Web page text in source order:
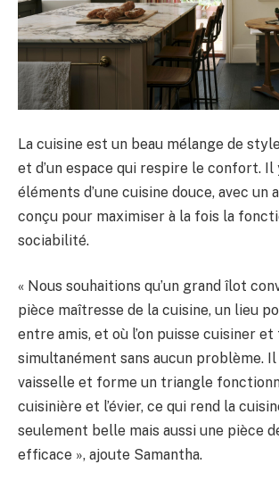
La cuisine est un beau mélange de
et d’un espace qui respire le confort. Il
éléments d’une cuisine douce, avec un
conçu pour maximiser à la fois la
sociabilité.
« Nous souhaitions qu’un grand îlot
pièce maîtresse de la cuisine, un lieu
entre amis, et où l’on puisse cuisiner
simultanément sans aucun problème.
vaisselle et forme un triangle
cuisinière et l’évier, ce qui rend la
seulement belle mais aussi une pièce
efficace », ajoute Samantha.